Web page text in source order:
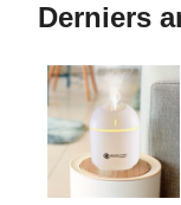
Derniers